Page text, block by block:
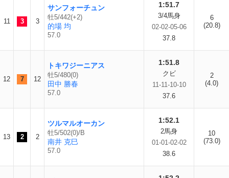
11 3 3
サンフォーチュン
牡5/442(+2)
的場 均
57.0
1:51.7
3/4馬身
02-02-05-06
37.8
6
(20.8)
12 7 12
トキワジーニアス
牡5/480(0)
田中 勝春
57.0
1:51.8
クビ
11-11-10-10
37.6
2
(4.0)
13 2 2
ツルマルオーカン
牡5/502(0)/B
南井 克巳
57.0
1:52.1
2馬身
01-01-02-02
38.6
10
(73.0)